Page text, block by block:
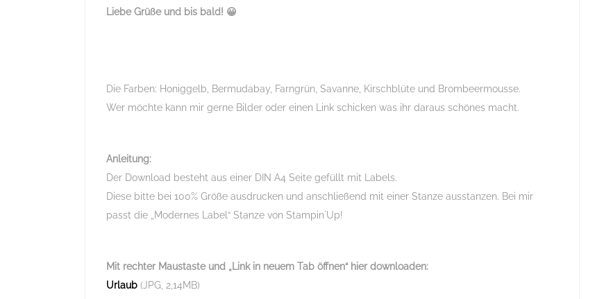
Liebe Grüße und bis bald! 😀
Die Farben: Honiggelb, Bermudabay, Farngrün, Savanne, Kirschblüte und Brombeermousse.
Wer möchte kann mir gerne Bilder oder einen Link schicken was ihr daraus schönes macht.
Anleitung:
Der Download besteht aus einer DIN A4 Seite gefüllt mit Labels.
Diese bitte bei 100% Größe ausdrucken und anschließend mit einer Stanze ausstanzen. Bei mir
passt die „Modernes Label“ Stanze von Stampin´Up!
Mit rechter Maustaste und „Link in neuem Tab öffnen“ hier downloaden:
Urlaub (JPG, 2,14MB)